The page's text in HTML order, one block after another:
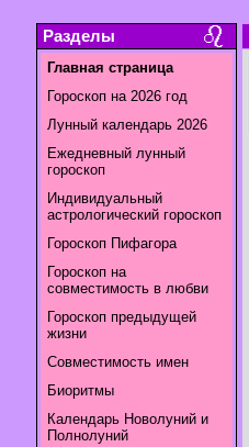
Разделы
Главная страница
Гороскоп на 2026 год
Лунный календарь 2026
Ежедневный лунный
гороскоп
Индивидуальный
астрологический гороскоп
Гороскоп Пифагора
Гороскоп на
совместимость в любви
Гороскоп предыдущей
жизни
Совместимость имен
Биоритмы
Календарь Новолуний и
Полнолуний